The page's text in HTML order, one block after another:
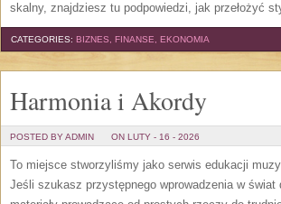
skalny, znajdziesz tu podpowiedzi, jak przełożyć
CATEGORIES: BIZNES, FINANSE, EKONOMIA
Harmonia i Akordy
POSTED BY ADMIN ON LUTY - 16 - 2026
To miejsce stworzyliśmy jako serwis edukacji
Jeśli szukasz przystępnego wprowadzenia w